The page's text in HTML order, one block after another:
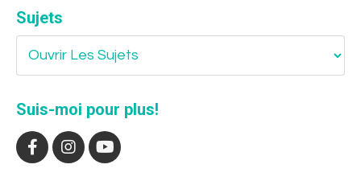
Sujets
Suis-moi pour plus!